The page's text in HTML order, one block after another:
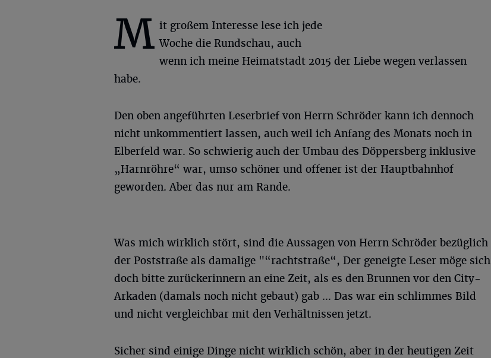
M it großem Interesse lese ich jede
Woche die Rundschau, auch
wenn ich meine Heimatstadt 2015 der Liebe wegen verlassen
habe.
Den oben angeführten Leserbrief von Herrn Schröder kann ich dennoch
nicht unkommentiert lassen, auch weil ich Anfang des Monats noch in
Elberfeld war. So schwierig auch der Umbau des Döppersberg inklusive
„Harnröhre“ war, umso schöner und offener ist der Hauptbahnhof
geworden. Aber das nur am Rande.
Was mich wirklich stört, sind die Aussagen von Herrn Schröder bezüglich
der Poststraße als damalige "“rachtstraße“, Der geneigte Leser möge sich
doch bitte zurückerinnern an eine Zeit, als es den Brunnen vor den City-
Arkaden (damals noch nicht gebaut) gab … Das war ein schlimmes Bild
und nicht vergleichbar mit den Verhältnissen jetzt.
Sicher sind einige Dinge nicht wirklich schön, aber in der heutigen Zeit